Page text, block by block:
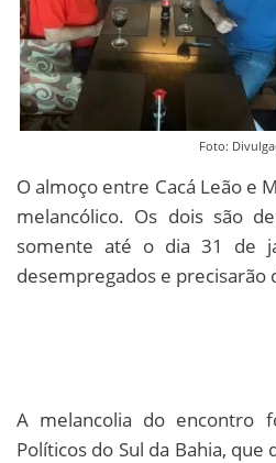
Foto:
O almoço entre Cacá Leão e
melancólico. Os dois são
somente até o dia 31 de
desempregados e precisarão
A melancolia do encontro
Políticos do Sul da Bahia,